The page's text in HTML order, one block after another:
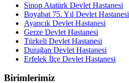
Sinop Atatürk Devlet Hastanesi
Boyabat 75. Yıl Devlet Hastanesi
Ayancık Devlet Hastanesi
Gerze Devlet Hastanesi
Türkeli Devlet Hastanesi
Durağan Devlet Hastanesi
Erfelek İlçe Devlet Hastanesi
Birimlerimiz